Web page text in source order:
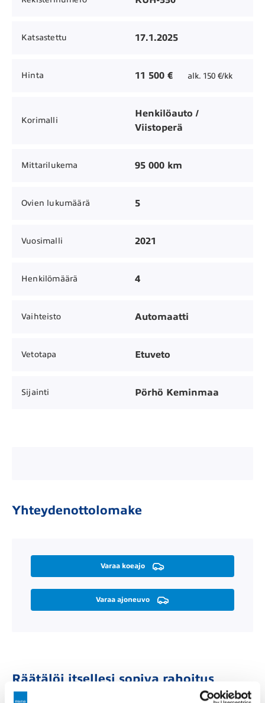
Katsastettu 17.1.2025
Hinta 11 500 € alk. 150 €/kk
Korimalli
Henkilöauto /
Viistoperä
Mittarilukema 95 000 km
Ovien lukumäärä 5
Vuosimalli 2021
Henkilömäärä 4
Vaihteisto Automaatti
Vetotapa Etuveto
Sijainti Pörhö Keminmaa
Yhteydenottolomake
Varaa koeajo
Varaa ajoneuvo
Räätälöi itsellesi sopiva rahoitus